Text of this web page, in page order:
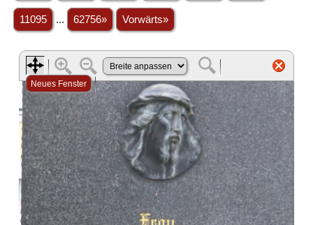
11095 ... 62756» Vorwärts»